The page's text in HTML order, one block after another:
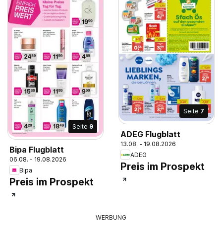
Seite 9
Bipa Flugblatt
06.08. - 19.08.2026
Bipa
Preis im Prospekt
Seite 7
ADEG Flugblatt
13.08. - 19.08.2026
ADEG
Preis im Prospekt
WERBUNG